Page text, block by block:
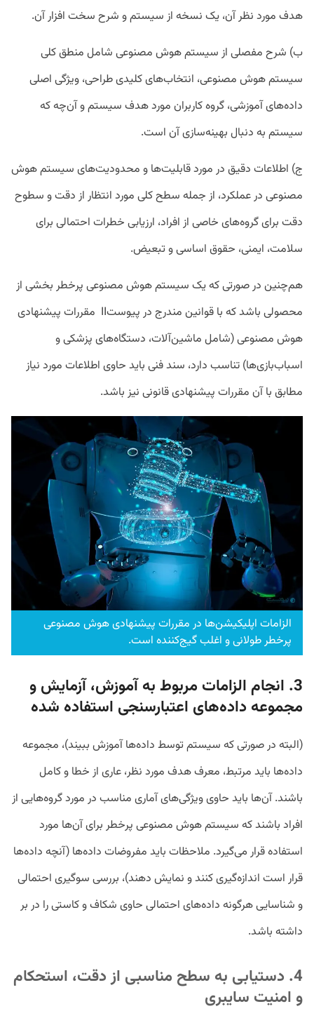
هدف مورد نظر آن، یک نسخه از سیستم و شرح سخت افزار آن.
ب) شرح مفصلی از سیستم هوش مصنوعی شامل منطق کلی
سیستم هوش مصنوعی، انتخاب‌های کلیدی طراحی، ویژگی اصلی
داده‌های آموزشی، گروه کاربران مورد هدف سیستم و آن‌چه که
سیستم به دنبال بهینه‌سازی آن است.
ج) اطلاعات دقیق در مورد قابلیت‌ها و محدودیت‌های سیستم هوش
مصنوعی در عملکرد، از جمله سطح کلی مورد انتظار از دقت و سطوح
دقت برای گروه‌های خاصی از افراد، ارزیابی خطرات احتمالی برای
سلامت، ایمنی، حقوق اساسی و تبعیض.
هم‌چنین در صورتی که یک سیستم هوش مصنوعی پرخطر بخشی از
محصولی باشد که با قوانین مندرج در پیوستII مقررات پیشنهادی
هوش مصنوعی (شامل ماشین‌آلات، دستگاه‌های پزشکی و
اسباب‌بازی‌ها) تناسب دارد، سند فنی باید حاوی اطلاعات مورد نیاز
مطابق با آن مقررات پیشنهادی قانونی نیز باشد.
الزامات اپلیکیشن‌ها در مقررات پیشنهادی هوش مصنوعی
پرخطر طولانی و اغلب گیج‌کننده است.
3. انجام الزامات مربوط به آموزش، آزمایش و
مجموعه داده‌های اعتبارسنجی استفاده شده
(البته در صورتی که سیستم توسط داده‌ها آموزش ببیند)، مجموعه
داده‌ها باید مرتبط، معرف هدف مورد نظر، عاری از خطا و کامل
باشند. آن‌ها باید حاوی ویژگی‌های آماری مناسب در مورد گروه‌هایی از
افراد باشند که سیستم هوش مصنوعی پرخطر برای آن‌ها مورد
استفاده قرار می‌گیرد. ملاحظات باید مفروضات داده‌ها (آنچه داده‌ها
قرار است اندازه‌گیری کنند و نمایش دهند)، بررسی سوگیری احتمالی
و شناسایی هرگونه داده‌های احتمالی حاوی شکاف‌ و کاستی‌ را در بر
داشته باشد.
4. دستیابی به سطح مناسبی از دقت، استحکام
و امنیت سایبری